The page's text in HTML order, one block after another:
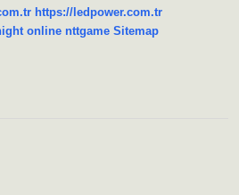
https://ledpower.com.tr
online nttgame Sitemap